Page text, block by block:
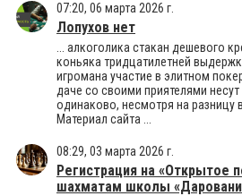
07:20, 06 марта 2026 г.
Лопухов нет
... алкоголика стакан дешевого
коньяка тридцатилетней
игромана участие в элитном
даче со своими приятелями
одинаково, несмотря на разницу
Материал сайта ...
08:29, 03 марта 2026 г.
Регистрация на «Открытое
шахматам школы